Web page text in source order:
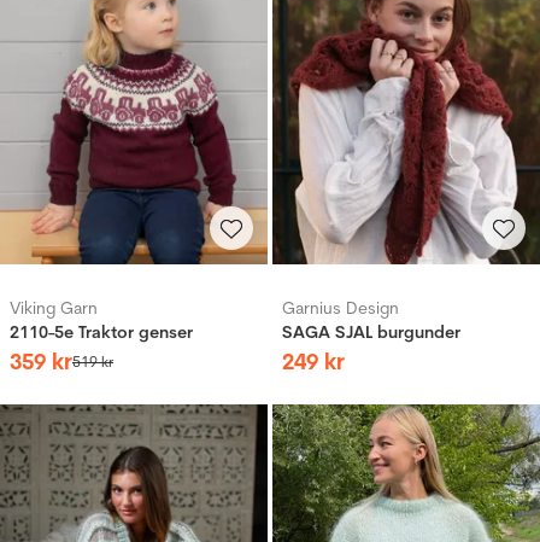
Viking Garn
2110-5e Traktor genser
359 kr519kr
Garnius Design
SAGA SJAL burgunder
249 kr